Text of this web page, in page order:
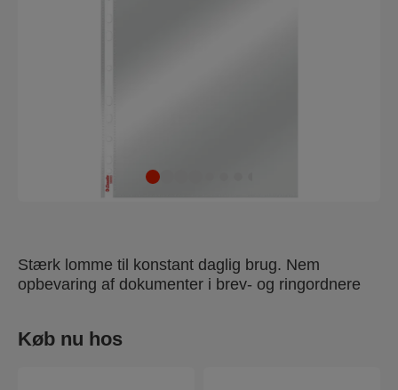
Stærk lomme til konstant daglig brug. Nem
opbevaring af dokumenter i brev- og ringordnere
Køb nu hos